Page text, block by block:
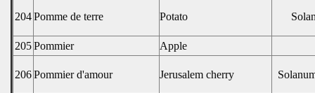
204Pomme de terre Potato
205Pommier Apple
206Pommier d'amour Jerusalem cherry